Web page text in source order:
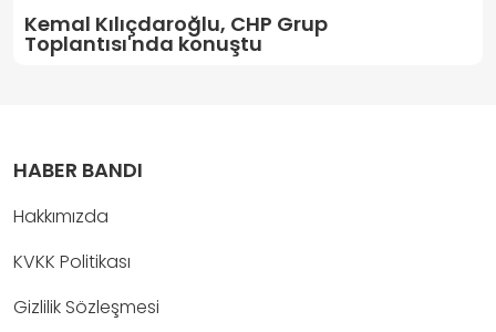
Kemal Kılıçdaroğlu, CHP Grup
Toplantısı'nda konuştu
HABER BANDI
Hakkımızda
KVKK Politikası
Gizlilik Sözleşmesi